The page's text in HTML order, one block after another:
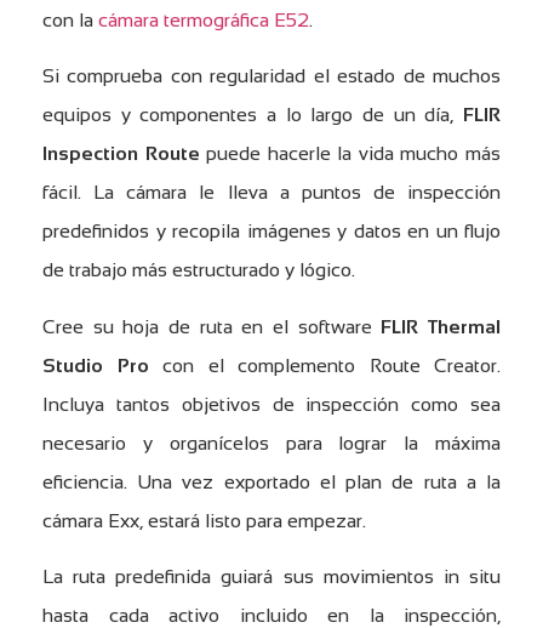
con la cámara termográfica E52.
Si comprueba con regularidad el estado de muchos
equipos y componentes a lo largo de un día,
FLIR
Inspection Route puede hacerle la vida mucho más
fácil. La cámara le lleva a puntos de inspección
predefinidos y recopila imágenes y datos en un flujo
de trabajo más estructurado y lógico.
Cree su hoja de ruta en el software FLIR Thermal
Studio
Pro con el complemento Route Creator.
Incluya tantos objetivos de inspección como sea
necesario y organícelos para lograr la máxima
eficiencia. Una vez exportado el plan de ruta a la
cámara Exx, estará listo para empezar.
La ruta predefinida guiará sus movimientos in situ
hasta cada activo incluido en la inspección,